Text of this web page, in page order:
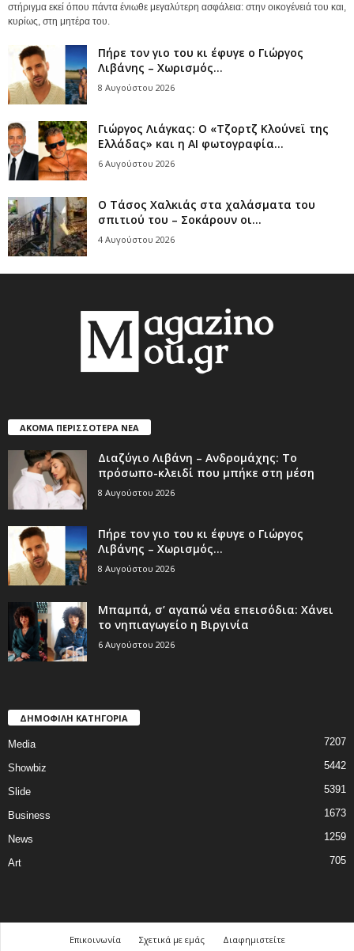
στήριγμα εκεί όπου πάντα ένιωθε μεγαλύτερη ασφάλεια: στην οικογένειά του και,
κυρίως, στη μητέρα του.
Πήρε τον γιο του κι έφυγε ο Γιώργος
Λιβάνης – Χωρισμός...
8 Αυγούστου 2026
Γιώργος Λιάγκας: Ο «Τζορτζ Κλούνεϊ της
Ελλάδας» και η AI φωτογραφία...
6 Αυγούστου 2026
Ο Τάσος Χαλκιάς στα χαλάσματα του
σπιτιού του – Σοκάρουν οι...
4 Αυγούστου 2026
ΑΚΟΜΑ ΠΕΡΙΣΣΟΤΕΡΑ ΝΕΑ
Διαζύγιο Λιβάνη – Ανδρομάχης: Το
πρόσωπο-κλειδί που μπήκε στη μέση
8 Αυγούστου 2026
Πήρε τον γιο του κι έφυγε ο Γιώργος
Λιβάνης – Χωρισμός...
8 Αυγούστου 2026
Μπαμπά, σ’ αγαπώ νέα επεισόδια: Χάνει
το νηπιαγωγείο η Βιργινία
6 Αυγούστου 2026
ΔΗΜΟΦΙΛΗ ΚΑΤΗΓΟΡΙΑ
Media 7207
Showbiz 5442
Slide 5391
Business 1673
News 1259
Art 705
Επικοινωνία Σχετικά με εμάς Διαφημιστείτε